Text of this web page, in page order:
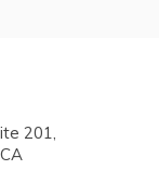
201
CA